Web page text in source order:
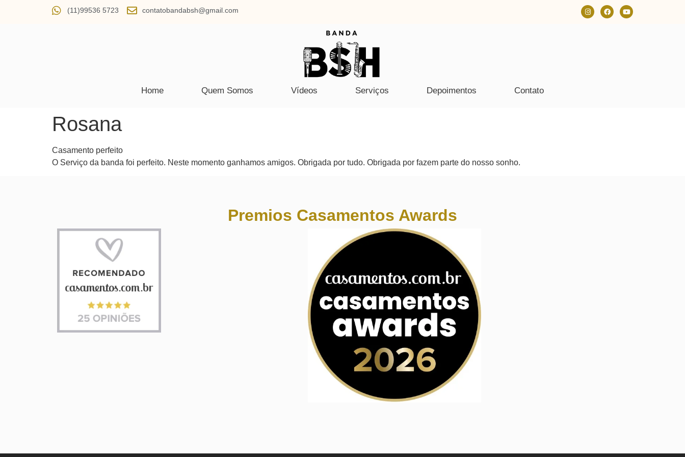
(11)99536 5723 contatobandabsh@gmail.com
Home Quem Somos Vídeos Serviços Depoimentos Contato
Rosana
Casamento perfeito
O Serviço da banda foi perfeito. Neste momento ganhamos amigos. Obrigada por tudo. Obrigada por fazem parte do nosso sonho.
Premios Casamentos Awards